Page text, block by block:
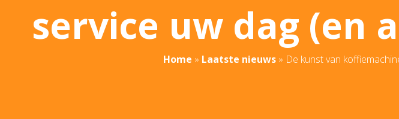
service uw dag (en
Home » Laatste nieuws » De kunst van